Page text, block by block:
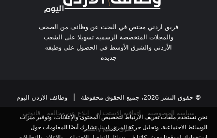
فريق اردني مختص في البحث عن وظائف من الصحف
والمجلات المتخصصة الرسميه تسهيلا على الشعب
الأردني والشرق الأوسط في الحصول على وظيفه
جديده
© حقوق النشر 2026، جميع الحقوق محفوظة |
وظائف الاردن اليوم
سياسة الخصوصيه
اتفاقية الاستخدام ابلاغ عن مخالفه
قانوني
حقوق الطبع والنشر
نحن نستخدم ملفات تعريف الارتباط لتخصيص المحتوى والإعلانات، وتوفير ميزات
الوسائط الاجتماعية، وتحليل حركة المرور لدينا. نشارك أيضًا المعلومات حول